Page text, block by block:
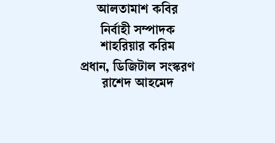
আলতামাশ কবির
নির্বাহী সম্পাদক
শাহরিয়ার করিম
প্রধান, ডিজিটাল সংস্করণ
রাশেদ আহমেদ